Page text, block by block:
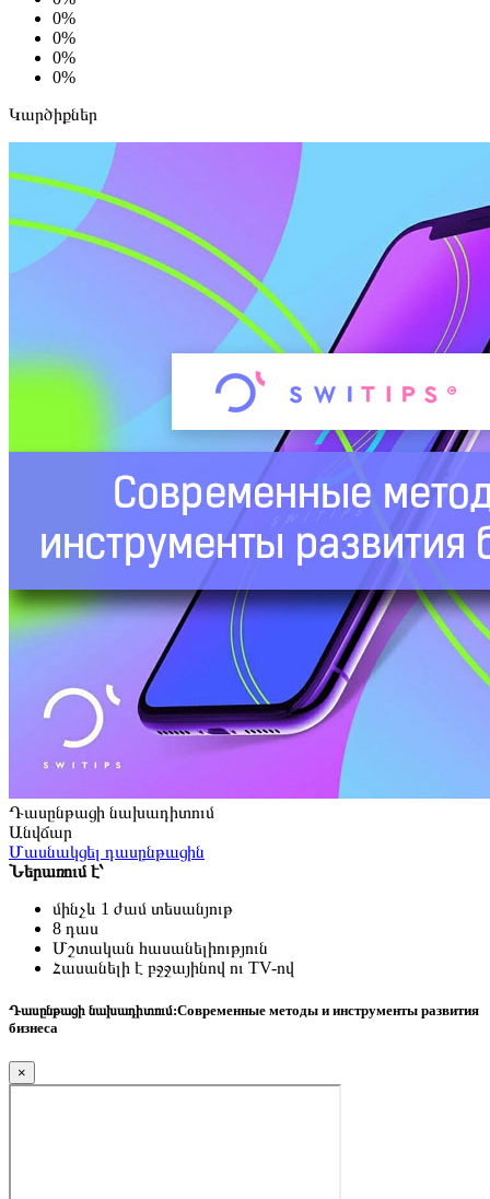
0%
0%
0%
0%
Կարծիքներ
Դասընթացի նախադիտում
Անվճար
Մասնակցել դասընթացին
Ներառում է՝
մինչև 1 ժամ տեսանյութ
8 դաս
Մշտական հասանելիություն
Հասանելի է բջջայինով ու TV-ով
Դասընթացի նախադիտում:Современные методы и инструменты развития
бизнеса
×